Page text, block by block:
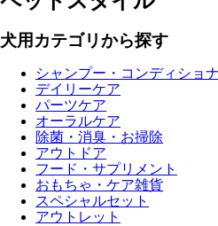
犬用カテゴリから探す
シャンプー・コンディショ
デイリーケア
パーツケア
オーラルケア
除菌・消臭・お掃除
アウトドア
フード・サプリメント
おもちゃ・ケア雑貨
スペシャルセット
アウトレット